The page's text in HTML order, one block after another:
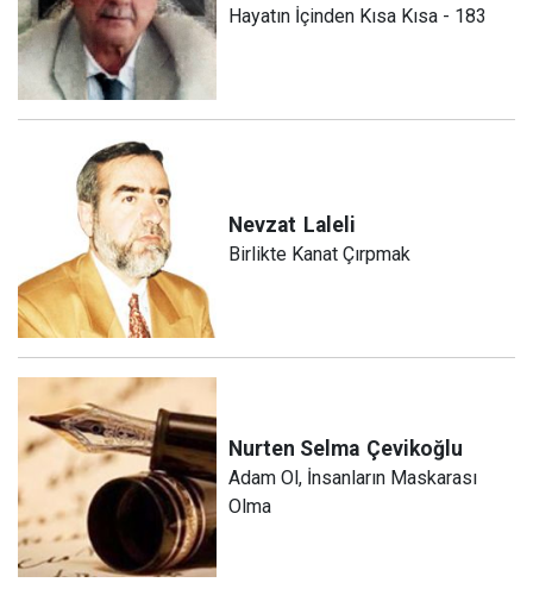
Hayatın İçinden Kısa Kısa - 183
Nevzat Laleli
Birlikte Kanat Çırpmak
Nurten Selma Çevikoğlu
Adam Ol, İnsanların Maskarası
Olma